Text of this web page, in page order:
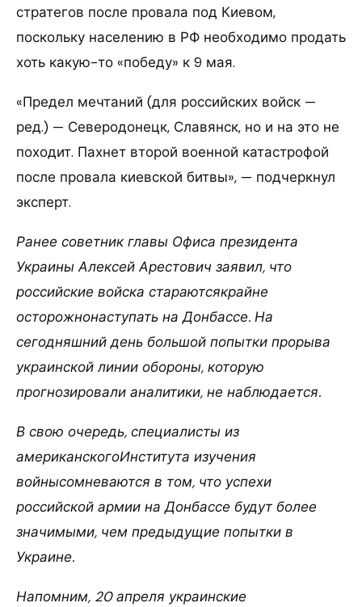
стратегов после провала под Киевом,
поскольку населению в РФ необходимо продать
хоть какую-то «победу» к 9 мая.
«Предел мечтаний (для российских войск —
ред.) — Северодонецк, Славянск, но и на это не
походит. Пахнет второй военной катастрофой
после провала киевской битвы», — подчеркнул
эксперт.
Ранее советник главы Офиса президента
Украины Алексей Арестович заявил, что
российские войска стараютсякрайне
осторожнонаступать на Донбассе. На
сегодняшний день большой попытки прорыва
украинской линии обороны, которую
прогнозировали аналитики, не наблюдается.
В свою очередь, специалисты из
американскогоИнститута изучения
войнысомневаются в том, что успехи
российской армии на Донбассе будут более
значимыми, чем предыдущие попытки в
Украине.
Напомним, 20 апреля украинские